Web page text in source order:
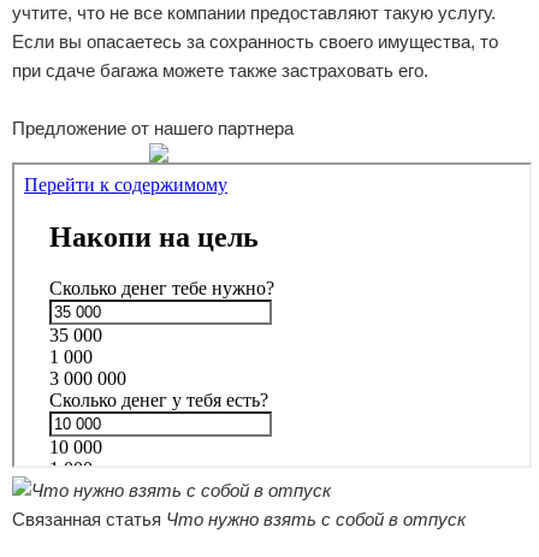
учтите, что не все компании предоставляют такую услугу.
Если вы опасаетесь за сохранность своего имущества, то
при сдаче багажа можете также застраховать его.
Предложение от нашего партнера
Связанная статья Что нужно взять с собой в отпуск